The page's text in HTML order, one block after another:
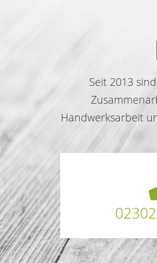
Seit 2013
Handwerksarbeit